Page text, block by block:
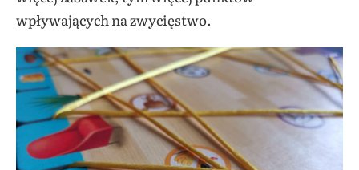
wpływających na zwycięstwo.